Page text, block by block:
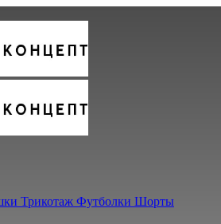
Трикотаж Футболки Шорты